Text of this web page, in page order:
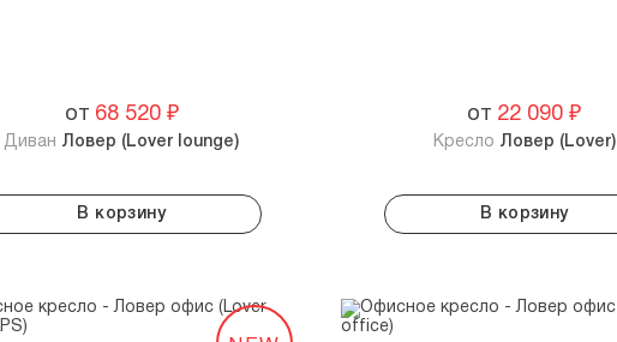
от 68 520₽
Диван Ловер (Lover lounge)
В корзину
от 22 090 ₽
Кресло Ловер (Lover)
В корзину